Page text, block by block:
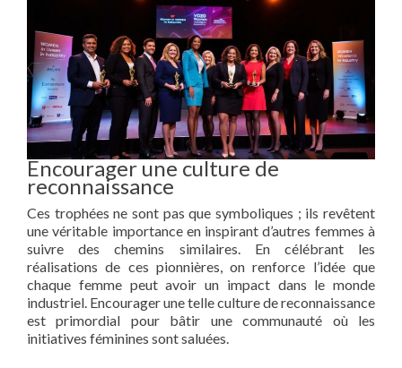
Encourager une culture de
reconnaissance
Ces trophées ne sont pas que symboliques ; ils revêtent
une véritable importance en inspirant d’autres femmes à
suivre des chemins similaires. En célébrant les
réalisations de ces pionnières, on renforce l’idée que
chaque femme peut avoir un impact dans le monde
industriel. Encourager une telle culture de reconnaissance
est primordial pour bâtir une communauté où les
initiatives féminines sont saluées.